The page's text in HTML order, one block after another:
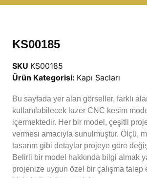
KS00185
SKU KS00185
Ürün Kategorisi: Kapı Sacları
Bu sayfada yer alan görseller, farklı
kullanılabilecek lazer CNC kesim
içermektedir. Her bir model, çeşitli
vermesi amacıyla sunulmuştur. Ölçü,
tasarım gibi detaylar projeye göre
Belirli bir model hakkında bilgi almak
projenize uygun özel bir çalışma talep